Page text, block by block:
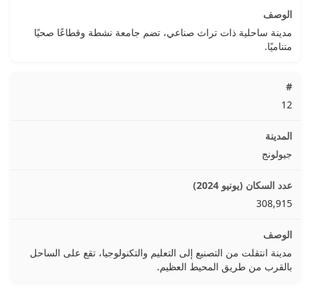
مدينة ساحلية ذات تراث صناعي، تضم جامعة نشطة وقطاعًا صحيًا
متناميًا.
12
جيولونج
308,915
مدينة انتقلت من التصنيع إلى التعليم والتكنولوجيا، تقع على الساحل
بالقرب من طريق المحيط العظيم.